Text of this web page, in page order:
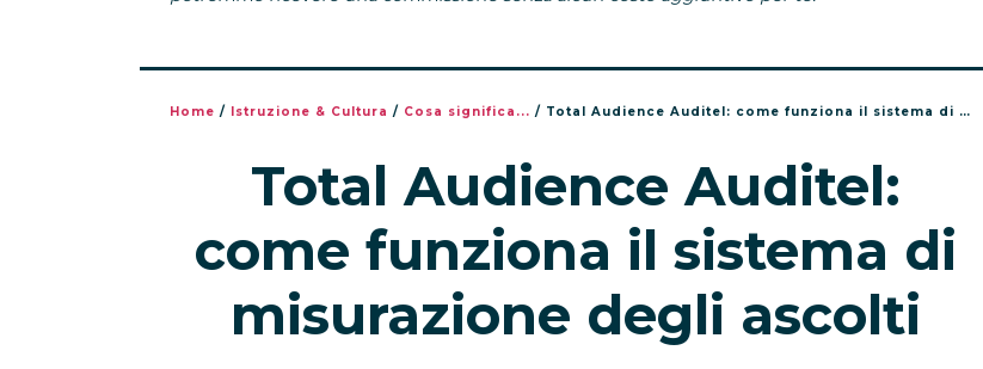
Home / Istruzione & Cultura / Cosa significa... / Total Audience Auditel: come funziona il sistema di misurazione degli ascolti
Total Audience Auditel:
come funziona il sistema di
misurazione degli ascolti